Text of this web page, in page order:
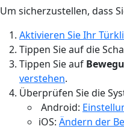
Um sicherzustellen, dass
Aktivieren Sie Ihr
Tippen Sie auf die
Tippen Sie auf
verstehen.
Überprüfen Sie die
Android:
iOS: Ändern der